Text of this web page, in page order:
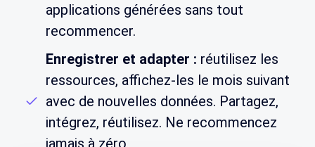
applications générées sans tout
recommencer.
Enregistrer et adapter : réutilisez les
ressources, affichez-les le mois suivant
avec de nouvelles données. Partagez,
intégrez, réutilisez. Ne recommencez
jamais à zéro.